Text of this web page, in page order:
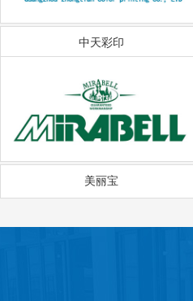
中天彩印
美丽宝